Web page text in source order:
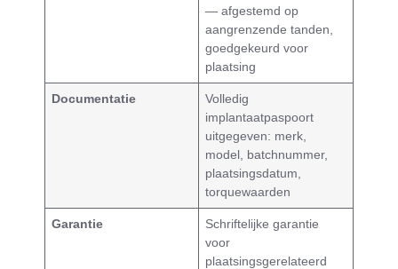
— afgestemd op
aangrenzende tanden,
goedgekeurd voor
plaatsing
Documentatie
Volledig
implantaatpaspoort
uitgegeven: merk,
model, batchnummer,
plaatsingsdatum,
torquewaarden
Garantie
Schriftelijke garantie
voor
plaatsingsgerelateerd